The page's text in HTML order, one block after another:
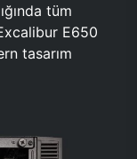
tüm
E650
tasarım